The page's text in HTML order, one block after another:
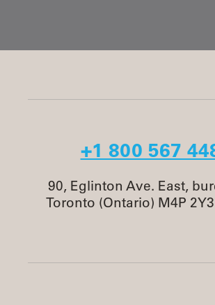
+1 800 567
90, Eglinton Ave. East,
Toronto (Ontario) M4P